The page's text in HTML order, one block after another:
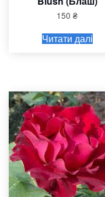
150₴
Читати далі